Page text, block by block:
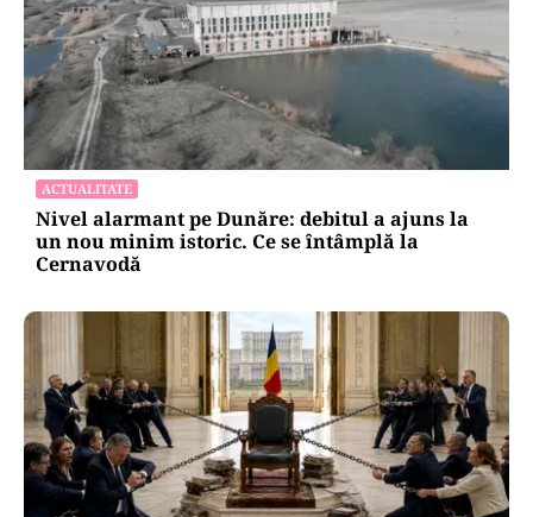
ACTUALITATE
Nivel alarmant pe Dunăre: debitul a ajuns la
un nou minim istoric. Ce se întâmplă la
Cernavodă